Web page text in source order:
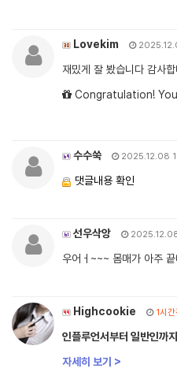
Lovekim
재밌게 잘 봤습니다 감사
Congratulation!
수수쑥 2025.12.08
댓글내용 확인
선우삭앙
우어ㅓ~~~ 몸매가 아주
Highcookie 1시간
인플루언서부터 일반인
자세히 보기 >